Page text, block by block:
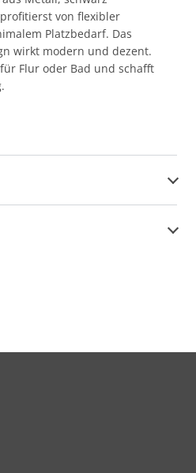
von flexibler
Platzbedarf. Das
wirkt modern und dezent.
Flur oder Bad und schafft